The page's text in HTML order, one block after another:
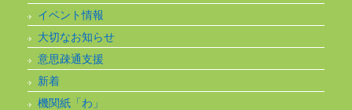
イベント情報
大切なお知らせ
意思疎通支援
新着
機関紙「わ」